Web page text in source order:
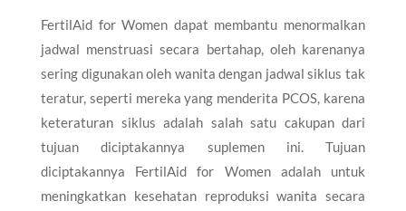
FertilAid for Women dapat membantu menormalkan
jadwal menstruasi secara bertahap, oleh karenanya
sering digunakan oleh wanita dengan jadwal siklus tak
teratur, seperti mereka yang menderita PCOS, karena
keteraturan siklus adalah salah satu cakupan dari
tujuan diciptakannya suplemen ini. Tujuan
diciptakannya FertilAid for Women adalah untuk
meningkatkan kesehatan reproduksi wanita secara